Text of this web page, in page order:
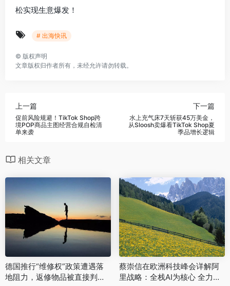
松实现生意爆发！
# 出海快讯
© 版权声明
文章版权归作者所有，未经允许请勿转载。
上一篇
促前风险规避！TikTok Shop跨
境POP商品主图经营合规自检清
单来袭
下一篇
水上充气床7天斩获45万美金，
从Sloosh卖爆看TikTok Shop夏
季品增长逻辑
相关文章
德国推行“维修权”政策遭遇落
地阻力，返修物品被直接判定
蔡崇信在欧洲科技峰会详解阿
里战略：全栈AI为核心 全力布